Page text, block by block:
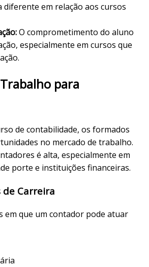
diferente em relação aos cursos
O comprometimento do aluno
especialmente em cursos que
para
de contabilidade, os formados
no mercado de trabalho.
é alta, especialmente em
porte e instituições financeiras.
Carreira
em que um contador pode atuar